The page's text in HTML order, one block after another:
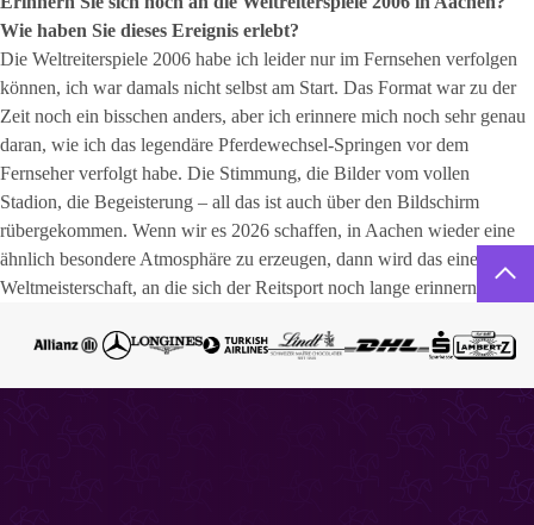
Wie haben Sie dieses Ereignis erlebt?
Die Weltreiterspiele 2006 habe ich leider nur im Fernsehen verfolgen
können, ich war damals nicht selbst am Start. Das Format war zu der
Zeit noch ein bisschen anders, aber ich erinnere mich noch sehr genau
daran, wie ich das legendäre Pferdewechsel-Springen vor dem
Fernseher verfolgt habe. Die Stimmung, die Bilder vom vollen
Stadion, die Begeisterung – all das ist auch über den Bildschirm
rübergekommen. Wenn wir es 2026 schaffen, in Aachen wieder eine
ähnlich besondere Atmosphäre zu erzeugen, dann wird das eine
Weltmeisterschaft, an die sich der Reitsport noch lange erinnern wird.